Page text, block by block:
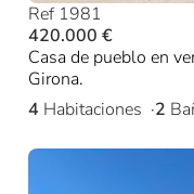
Ref 1981
420.000 €
Casa de pueblo en
Girona.
4 Habitaciones 2